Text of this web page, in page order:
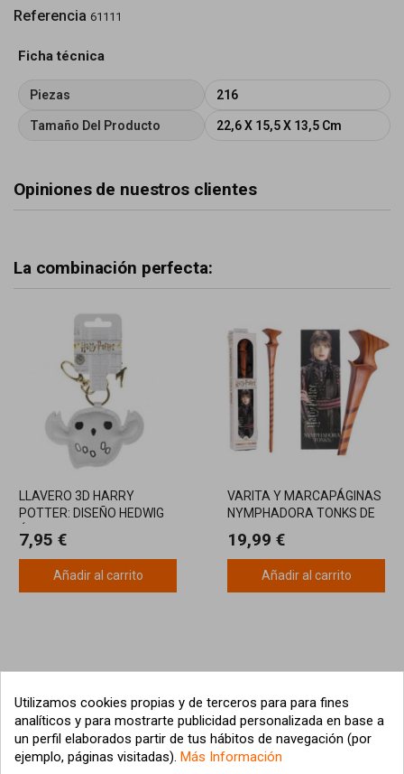
Referencia 61111
Ficha técnica
Piezas 216
Tamaño Del Producto 22,6 X 15,5 X 13,5 Cm
Opiniones de nuestros clientes
La combinación perfecta:
LLAVERO 3D HARRY
POTTER: DISEÑO HEDWIG
7,95 €
Añadir al carrito
VARITA Y MARCAPÁGINAS
NYMPHADORA TONKS DE
19,99 €
Añadir al carrito
Utilizamos cookies propias y de terceros para para fines
analíticos y para mostrarte publicidad personalizada en base a
un perfil elaborados partir de tus hábitos de navegación (por
ejemplo, páginas visitadas). Más Información